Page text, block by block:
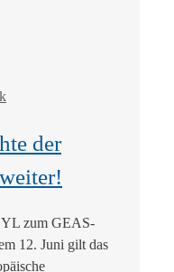
der
zum GEAS-
12. Juni gilt das